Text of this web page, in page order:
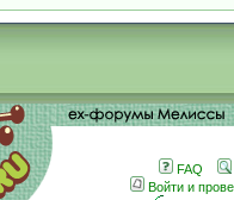
FAQ
Войти и